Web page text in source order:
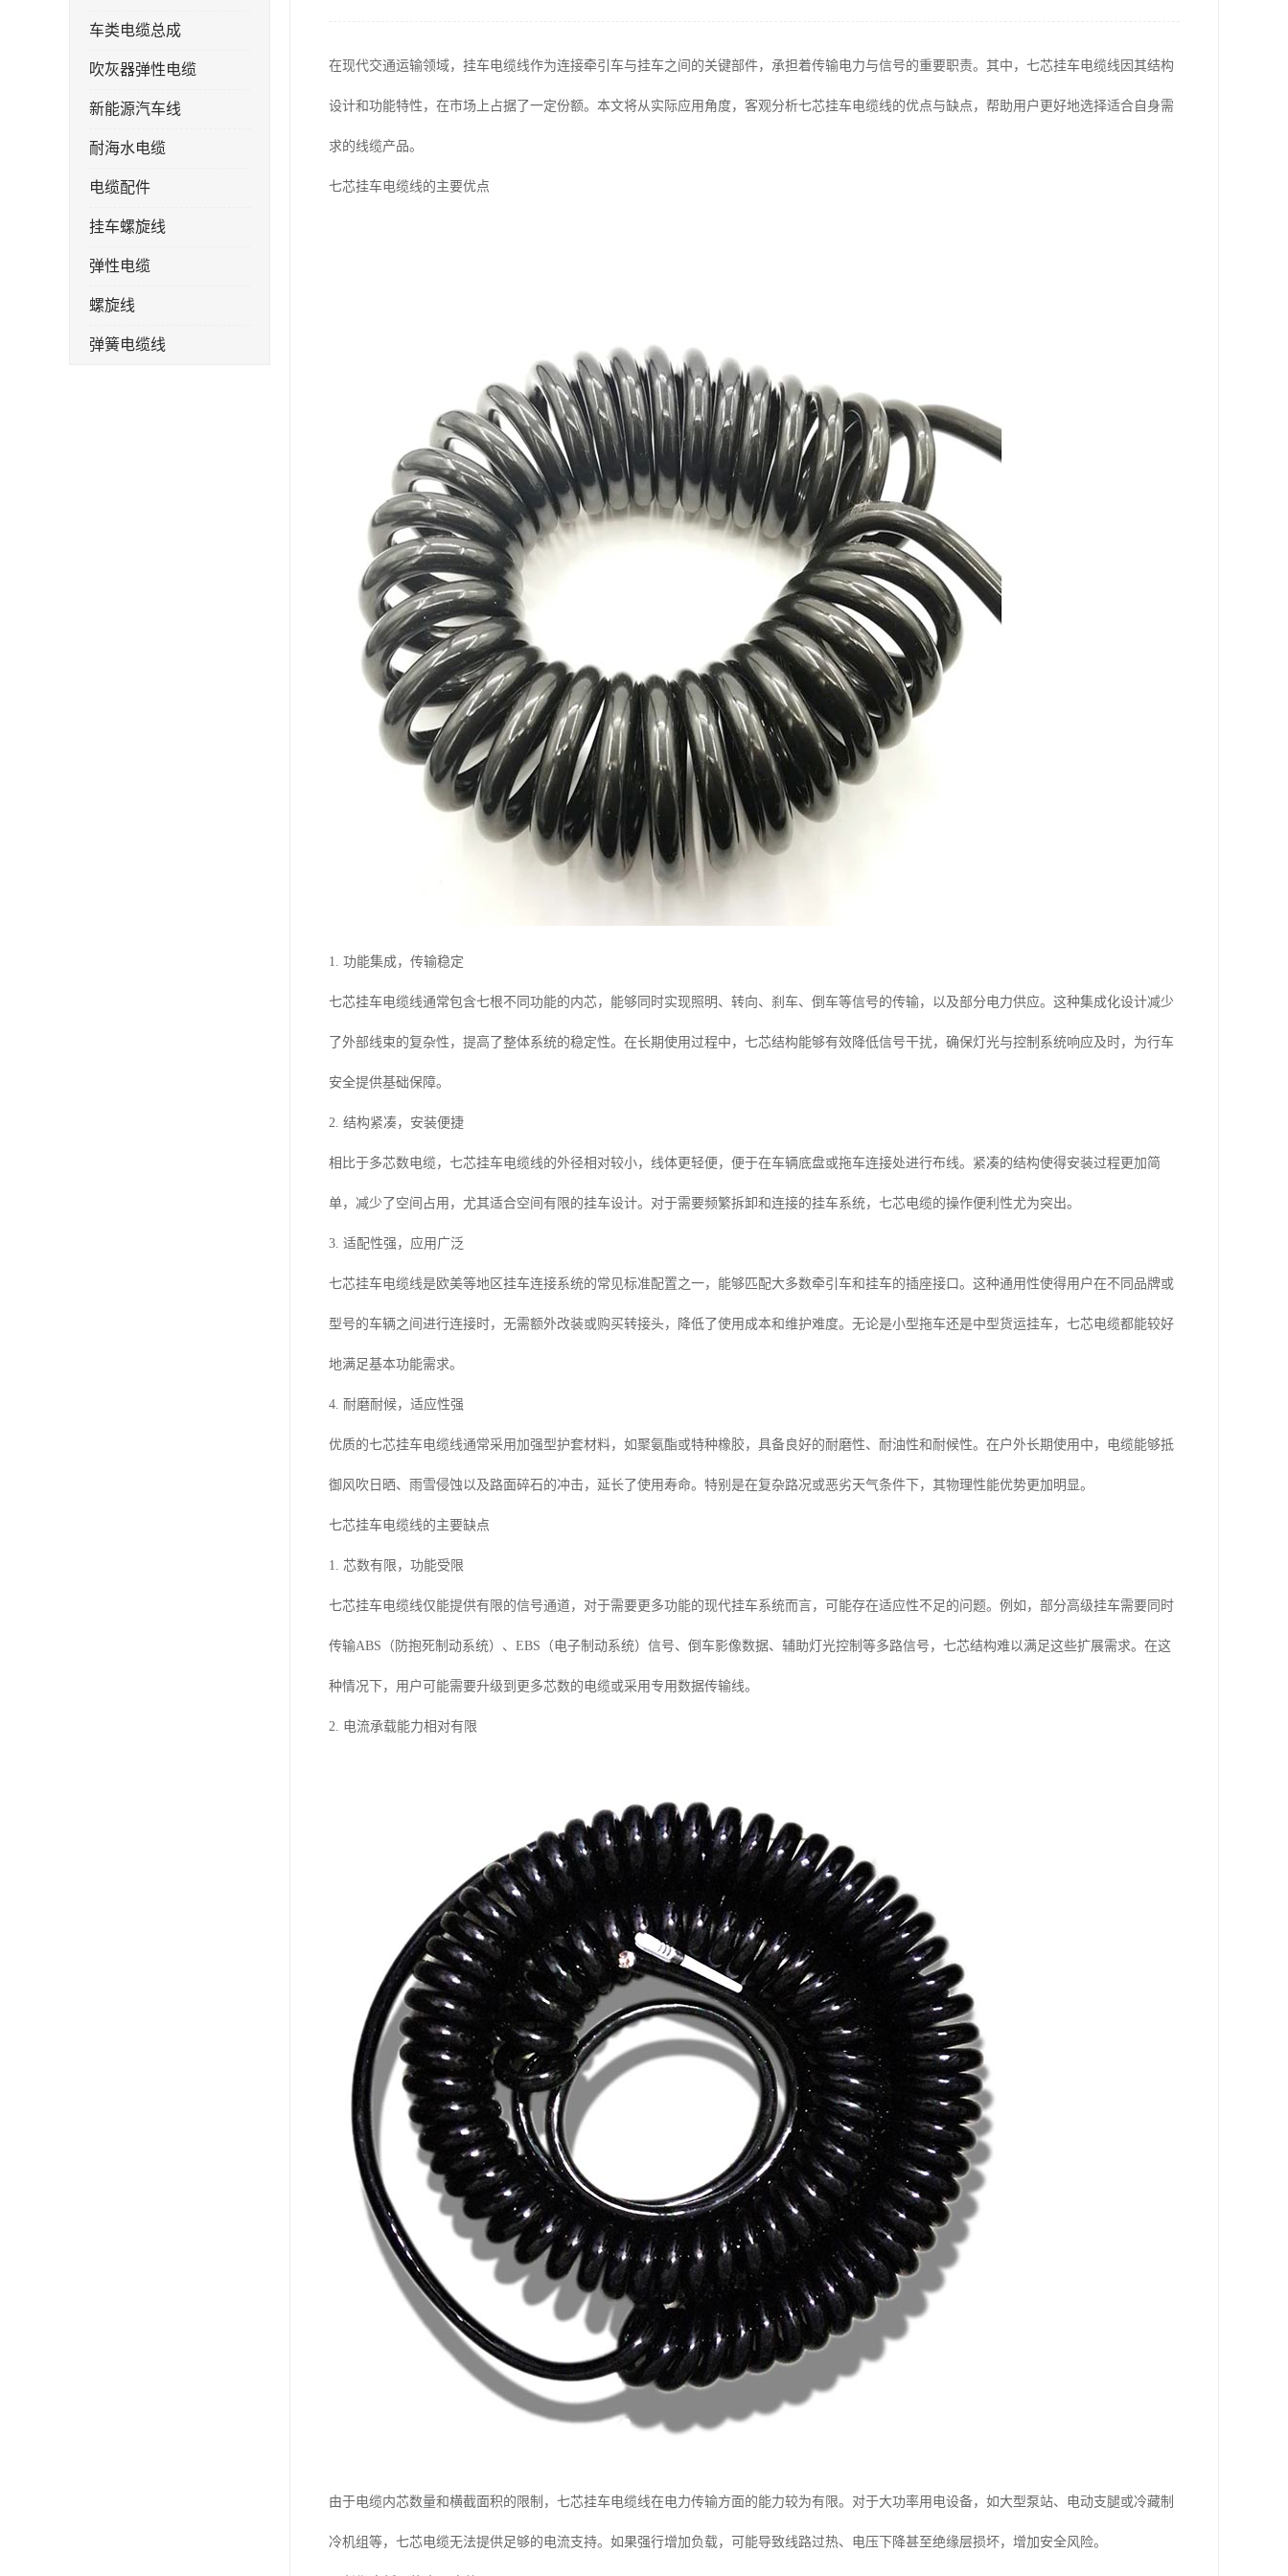
车类电缆总成
吹灰器弹性电缆
新能源汽车线
耐海水电缆
电缆配件
挂车螺旋线
弹性电缆
螺旋线
弹簧电缆线
在现代交通运输领域，挂车电缆线作为连接牵引车与挂车之间的关键部件，承担着传输电力与信号的重要职责。其中，七芯挂车电缆线因其结构
设计和功能特性，在市场上占据了一定份额。本文将从实际应用角度，客观分析七芯挂车电缆线的优点与缺点，帮助用户更好地选择适合自身需
求的线缆产品。
七芯挂车电缆线的主要优点
1. 功能集成，传输稳定
七芯挂车电缆线通常包含七根不同功能的内芯，能够同时实现照明、转向、刹车、倒车等信号的传输，以及部分电力供应。这种集成化设计减少
了外部线束的复杂性，提高了整体系统的稳定性。在长期使用过程中，七芯结构能够有效降低信号干扰，确保灯光与控制系统响应及时，为行车
安全提供基础保障。
2. 结构紧凑，安装便捷
相比于多芯数电缆，七芯挂车电缆线的外径相对较小，线体更轻便，便于在车辆底盘或拖车连接处进行布线。紧凑的结构使得安装过程更加简
单，减少了空间占用，尤其适合空间有限的挂车设计。对于需要频繁拆卸和连接的挂车系统，七芯电缆的操作便利性尤为突出。
3. 适配性强，应用广泛
七芯挂车电缆线是欧美等地区挂车连接系统的常见标准配置之一，能够匹配大多数牵引车和挂车的插座接口。这种通用性使得用户在不同品牌或
型号的车辆之间进行连接时，无需额外改装或购买转接头，降低了使用成本和维护难度。无论是小型拖车还是中型货运挂车，七芯电缆都能较好
地满足基本功能需求。
4. 耐磨耐候，适应性强
优质的七芯挂车电缆线通常采用加强型护套材料，如聚氨酯或特种橡胶，具备良好的耐磨性、耐油性和耐候性。在户外长期使用中，电缆能够抵
御风吹日晒、雨雪侵蚀以及路面碎石的冲击，延长了使用寿命。特别是在复杂路况或恶劣天气条件下，其物理性能优势更加明显。
七芯挂车电缆线的主要缺点
1. 芯数有限，功能受限
七芯挂车电缆线仅能提供有限的信号通道，对于需要更多功能的现代挂车系统而言，可能存在适应性不足的问题。例如，部分高级挂车需要同时
传输ABS（防抱死制动系统）、EBS（电子制动系统）信号、倒车影像数据、辅助灯光控制等多路信号，七芯结构难以满足这些扩展需求。在这
种情况下，用户可能需要升级到更多芯数的电缆或采用专用数据传输线。
2. 电流承载能力相对有限
由于电缆内芯数量和横截面积的限制，七芯挂车电缆线在电力传输方面的能力较为有限。对于大功率用电设备，如大型泵站、电动支腿或冷藏制
冷机组等，七芯电缆无法提供足够的电流支持。如果强行增加负载，可能导致线路过热、电压下降甚至绝缘层损坏，增加安全风险。